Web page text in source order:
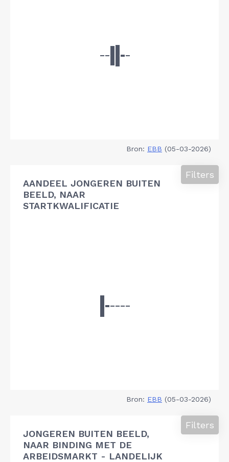
Bron: EBB (05-03-2026)
AANDEEL JONGEREN BUITEN
BEELD, NAAR
STARTKWALIFICATIE
Filters
Bron: EBB (05-03-2026)
JONGEREN BUITEN BEELD,
NAAR BINDING MET DE
ARBEIDSMARKT - LANDELIJK
Filters